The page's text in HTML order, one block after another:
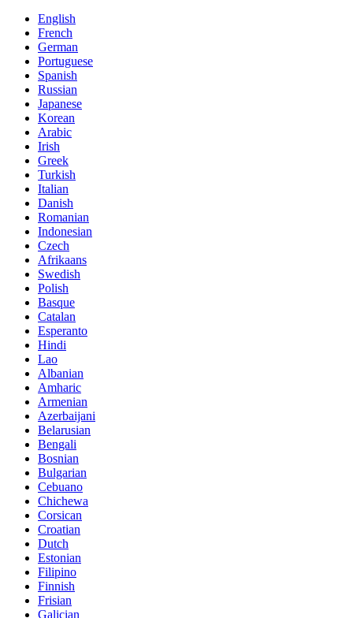
English
French
German
Portuguese
Spanish
Russian
Japanese
Korean
Arabic
Irish
Greek
Turkish
Italian
Danish
Romanian
Indonesian
Czech
Afrikaans
Swedish
Polish
Basque
Catalan
Esperanto
Hindi
Lao
Albanian
Amharic
Armenian
Azerbaijani
Belarusian
Bengali
Bosnian
Bulgarian
Cebuano
Chichewa
Corsican
Croatian
Dutch
Estonian
Filipino
Finnish
Frisian
Galician